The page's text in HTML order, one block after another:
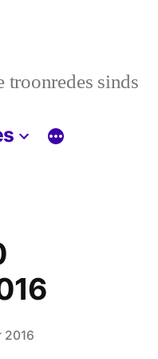
troonredes sinds
2016